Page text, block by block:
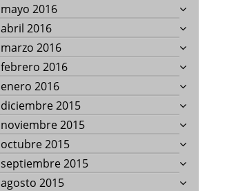
mayo 2016
abril 2016
marzo 2016
febrero 2016
enero 2016
diciembre 2015
noviembre 2015
octubre 2015
septiembre 2015
agosto 2015